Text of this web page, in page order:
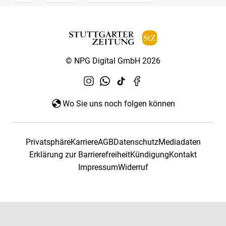
© NPG Digital GmbH 2026
Wo Sie uns noch folgen können
PrivatsphäreKarriereAGBDatenschutzMediadaten
Erklärung zur BarrierefreiheitKündigungKontakt
ImpressumWiderruf